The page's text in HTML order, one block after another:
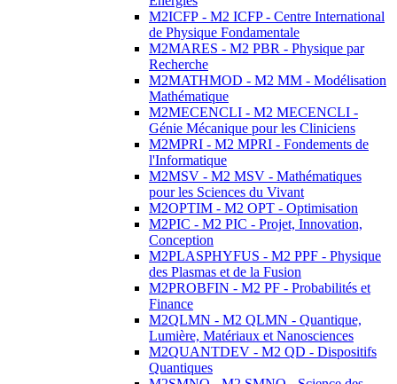
M2ICFP - M2 ICFP - Centre International
de Physique Fondamentale
M2MARES - M2 PBR - Physique par
Recherche
M2MATHMOD - M2 MM - Modélisation
Mathématique
M2MECENCLI - M2 MECENCLI -
Génie Mécanique pour les Cliniciens
M2MPRI - M2 MPRI - Fondements de
l'Informatique
M2MSV - M2 MSV - Mathématiques
pour les Sciences du Vivant
M2OPTIM - M2 OPT - Optimisation
M2PIC - M2 PIC - Projet, Innovation,
Conception
M2PLASPHYFUS - M2 PPF - Physique
des Plasmas et de la Fusion
M2PROBFIN - M2 PF - Probabilités et
Finance
M2QLMN - M2 QLMN - Quantique,
Lumière, Matériaux et Nanosciences
M2QUANTDEV - M2 QD - Dispositifs
Quantiques